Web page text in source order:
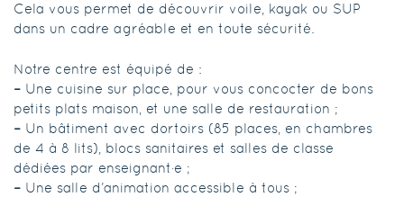
Cela vous permet de découvrir voile, kayak ou SUP
dans un cadre agréable et en toute sécurité.
Notre centre est équipé de :
– Une cuisine sur place, pour vous concocter de bons
petits plats maison, et une salle de restauration ;
– Un bâtiment avec dortoirs (85 places, en chambres
de 4 à 8 lits), blocs sanitaires et salles de classe
dédiées par enseignant·e ;
– Une salle d’animation accessible à tous ;